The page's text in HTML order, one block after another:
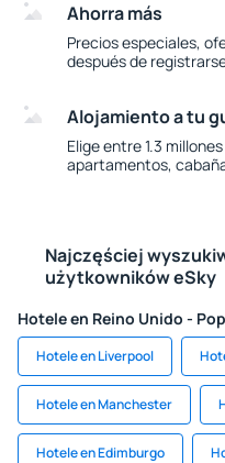
Ahorra más
Precios especiales,
después de
Alojamiento a tu
Elige entre 1.3
apartamentos,
Najczęściej
użytkowników eSky
Hotele en Reino Unido -
Hotele en Liverpool
Hotele en Manchester
Hotele en Edimburgo